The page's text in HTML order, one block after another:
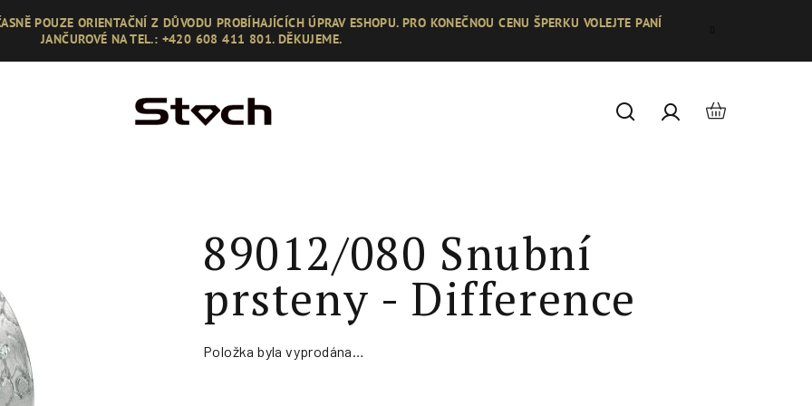
POUZE ORIENTAČNÍ Z DŮVODU PROBÍHAJÍCÍCH ÚPRAV ESHOPU. PRO KONEČNOU CENU ŠPERKU VOLEJTE PANÍ
JANČUROVÉ NA TEL.: +420 608 411 801. DĚKUJEME.
HledatPřihlášení
Nákupní
89012/080 Snubní
prsteny - Difference
Položka byla vyprodána…